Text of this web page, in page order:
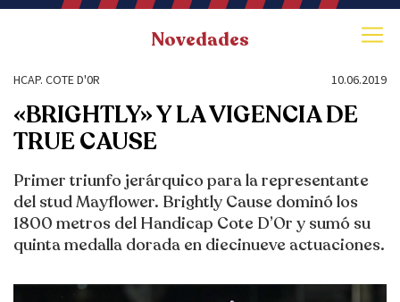
Novedades
HCAP. COTE D'0R 10.06.2019
«BRIGHTLY» Y LA VIGENCIA DE
TRUE CAUSE
Primer triunfo jerárquico para la representante
del stud Mayflower. Brightly Cause dominó los
1800 metros del Handicap Cote D’Or y sumó su
quinta medalla dorada en diecinueve actuaciones.